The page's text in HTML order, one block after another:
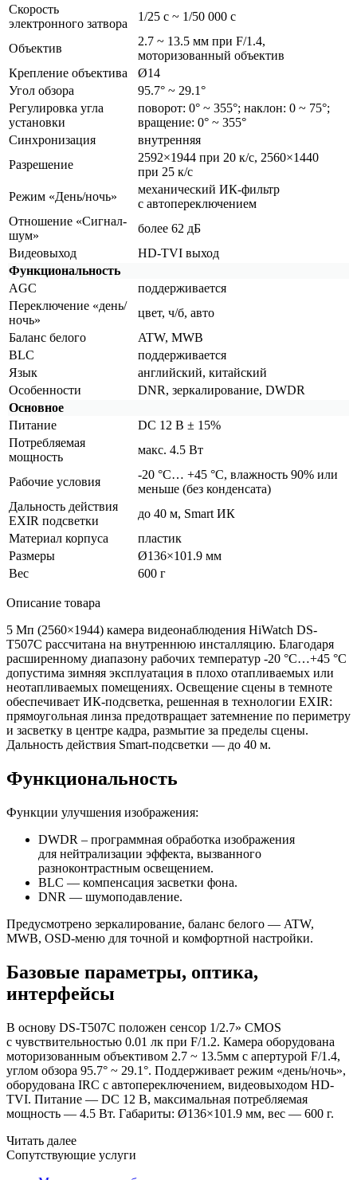
Скорость
электронного затвора
1/25 с ~ 1/50 000 с
Объектив
2.7 ~ 13.5 мм при F/1.4,
моторизованный объектив
Крепление объектива
Ø14
Угол обзора
95.7° ~ 29.1°
Регулировка угла
установки
поворот: 0° ~ 355°; наклон: 0 ~ 75°;
вращение: 0° ~ 355°
Синхронизация
внутренняя
Разрешение
2592×1944 при 20 к/с, 2560×1440
при 25 к/c
Режим «День/ночь»
механический ИК-фильтр
с автопереключением
Отношение «Сигнал-
шум»
более 62 дБ
Видеовыход
HD-TVI выход
Функциональность
AGC
поддерживается
Переключение «день/
ночь»
цвет, ч/б, авто
Баланс белого
ATW, MWB
BLC
поддерживается
Язык
английский, китайский
Особенности
DNR, зеркалирование, DWDR
Основное
Питание
DC 12 В ± 15%
Потребляемая
мощность
макс. 4.5 Вт
Рабочие условия
-20 °C… +45 °С, влажность 90% или
меньше (без конденсата)
Дальность действия
EXIR подсветки
до 40 м, Smart ИК
Материал корпуса
пластик
Размеры
Ø136×101.9 мм
Вес
600 г
Описание товара
5 Мп (2560×1944) камера видеонаблюдения HiWatch DS-
T507С рассчитана на внутреннюю инсталляцию. Благодаря
расширенному диапазону рабочих температур -20 °C…+45 °C
допустима зимняя эксплуатация в плохо отапливаемых или
неотапливаемых помещениях. Освещение сцены в темноте
обеспечивает ИК-подсветка, решенная в технологии EXIR:
прямоугольная линза предотвращает затемнение по периметру
и засветку в центре кадра, размытие за пределы сцены.
Дальность действия Smart-подсветки — до 40 м.
Функциональность
Функции улучшения изображения:
DWDR – программная обработка изображения
для нейтрализации эффекта, вызванного
разноконтрастным освещением.
BLC — компенсация засветки фона.
DNR — шумоподавление.
Предусмотрено зеркалирование, баланс белого — ATW,
MWB, OSD-меню для точной и комфортной настройки.
Базовые параметры, оптика,
интерфейсы
В основу DS-T507С положен сенсор 1/2.7» CMOS
с чувствительностью 0.01 лк при F/1.2. Камера оборудована
моторизованным объективом 2.7 ~ 13.5мм с апертурой F/1.4,
углом обзора 95.7° ~ 29.1°. Поддерживает режим «день/ночь»,
оборудована IRC с автопереключением, видеовыходом HD-
TVI. Питание — DC 12 В, максимальная потребляемая
мощность — 4.5 Вт. Габариты: Ø136×101.9 мм, вес — 600 г.
Читать далее
Сопутствующие услуги